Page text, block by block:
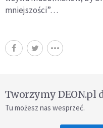
mniejszości”…
Tworzymy DEON.pl
Tu możesz nas wesprzeć.